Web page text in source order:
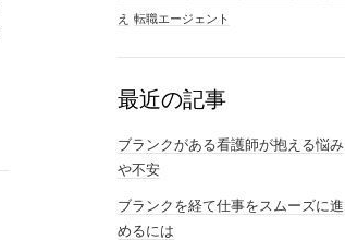
え 転職エージェント
最近の記事
ブランクがある看護師が抱える悩み
や不安
ブランクを経て仕事をスムーズに進
めるには